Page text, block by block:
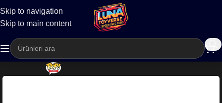
Skip to navigation
Skip to main content
Kargo